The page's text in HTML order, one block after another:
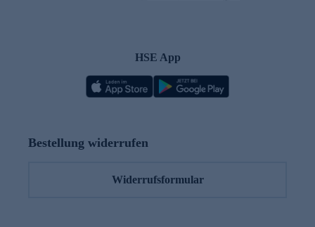
HSE App
Bestellung widerrufen
Widerrufsformular